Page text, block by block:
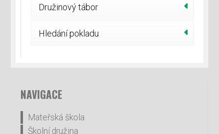
Družinový tábor
Hledání pokladu
NAVIGACE
Mateřská škola
Školní družina